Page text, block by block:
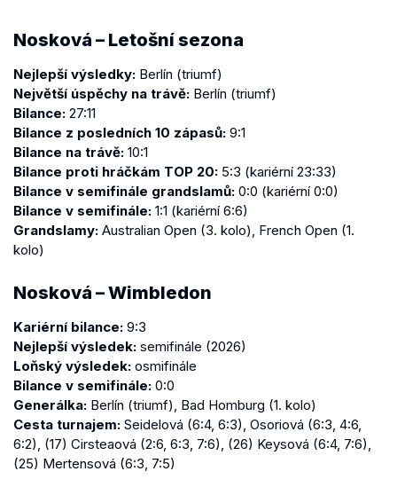
Nosková – Letošní sezona
Nejlepší výsledky: Berlín (triumf)
Největší úspěchy na trávě: Berlín (triumf)
Bilance: 27:11
Bilance z posledních 10 zápasů: 9:1
Bilance na trávě: 10:1
Bilance proti hráčkám TOP 20: 5:3 (kariérní 23:33)
Bilance v semifinále grandslamů: 0:0 (kariérní 0:0)
Bilance v semifinále: 1:1 (kariérní 6:6)
Grandslamy: Australian Open (3. kolo), French Open (1.
kolo)
Nosková – Wimbledon
Kariérní bilance: 9:3
Nejlepší výsledek: semifinále (2026)
Loňský výsledek: osmifinále
Bilance v semifinále: 0:0
Generálka: Berlín (triumf), Bad Homburg (1. kolo)
Cesta turnajem: Seidelová (6:4, 6:3), Osoriová (6:3, 4:6,
6:2), (17) Cirsteaová (2:6, 6:3, 7:6), (26) Keysová (6:4, 7:6),
(25) Mertensová (6:3, 7:5)